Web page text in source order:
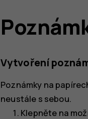
Vytvoření
Poznámky na
neustále s sebou.
Klepněte na